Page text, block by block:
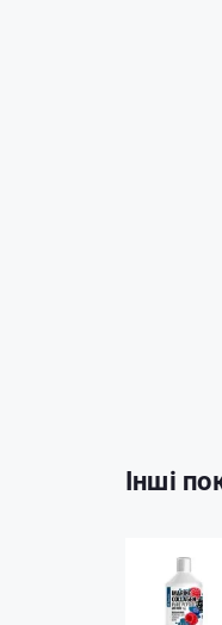
Інші